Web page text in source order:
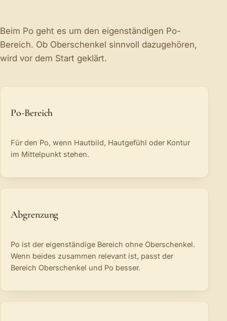
Beim Po geht es um den eigenständigen Po-
Bereich. Ob Oberschenkel sinnvoll dazugehören,
wird vor dem Start geklärt.
Po-Bereich
Für den Po, wenn Hautbild, Hautgefühl oder Kontur
im Mittelpunkt stehen.
Abgrenzung
Po ist der eigenständige Bereich ohne Oberschenkel.
Wenn beides zusammen relevant ist, passt der
Bereich Oberschenkel und Po besser.